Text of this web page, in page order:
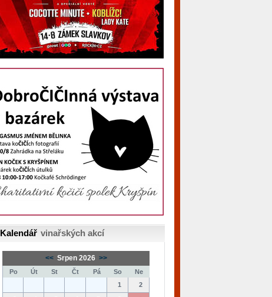
Kalendář vinařských akcí
<< Srpen 2026 >>
Po Út St Čt Pá So
Ne
1
2